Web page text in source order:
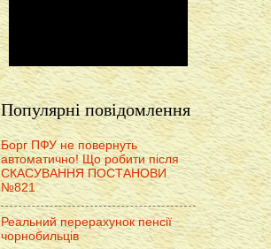
Популярні повідомлення
Борг ПФУ не повернуть
автоматично! Що робити після
СКАСУВАННЯ ПОСТАНОВИ
№821
Реальний перерахунок пенсії
чорнобильців